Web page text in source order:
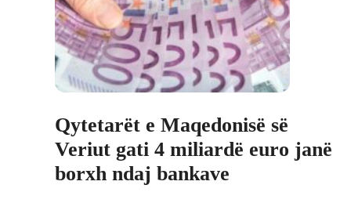
Qytetarët e Maqedonisë së
Veriut gati 4 miliardë euro janë
borxh ndaj bankave